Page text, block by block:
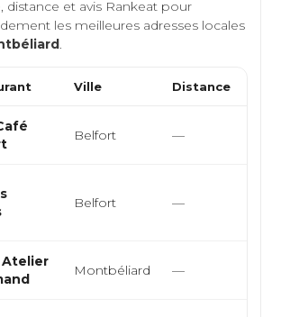
distance et avis Rankeat pour
les meilleures adresses locales
.
Ville Distance
Belfort —
Belfort —
Montbéliard —